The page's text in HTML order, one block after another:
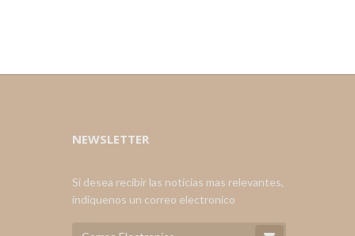
NEWSLETTER
Si desea recibir las noticias mas relevantes,
indiquenos un correo electronico